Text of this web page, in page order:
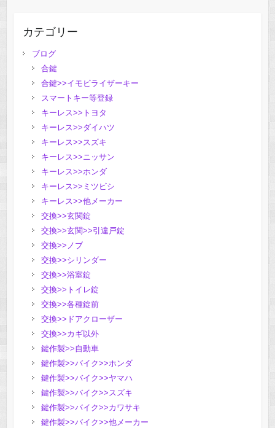
カテゴリー
ブログ
合鍵
合鍵>>イモビライザーキー
スマートキー等登録
キーレス>>トヨタ
キーレス>>ダイハツ
キーレス>>スズキ
キーレス>>ニッサン
キーレス>>ホンダ
キーレス>>ミツビシ
キーレス>>他メーカー
交換>>玄関錠
交換>>玄関>>引違戸錠
交換>>ノブ
交換>>シリンダー
交換>>浴室錠
交換>>トイレ錠
交換>>各種錠前
交換>>ドアクローザー
交換>>カギ以外
鍵作製>>自動車
鍵作製>>バイク>>ホンダ
鍵作製>>バイク>>ヤマハ
鍵作製>>バイク>>スズキ
鍵作製>>バイク>>カワサキ
鍵作製>>バイク>>他メーカー